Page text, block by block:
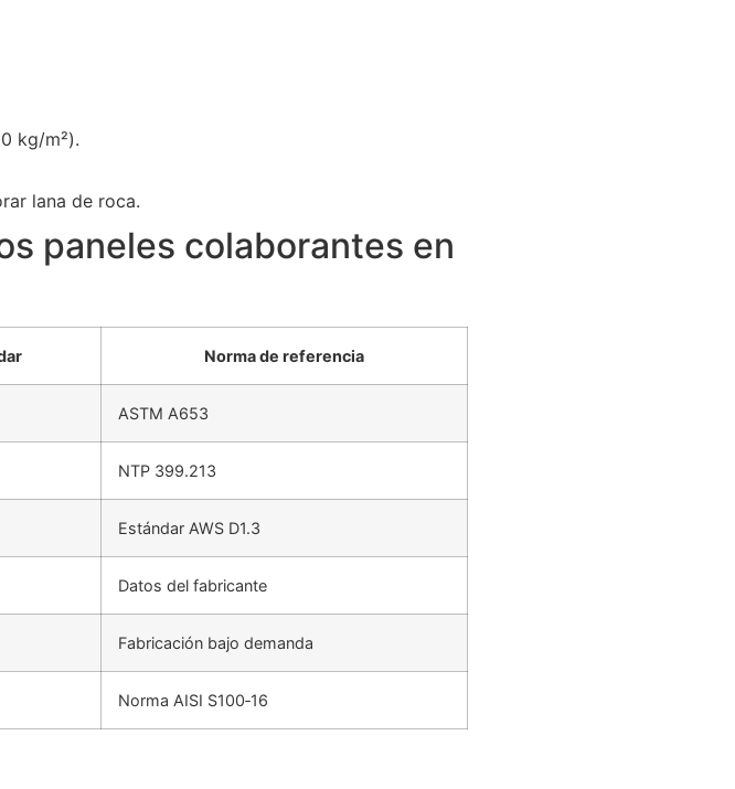
kg/m²).
lana de roca.
paneles colaborantes en
Norma de referencia
ASTM A653
NTP 399.213
Estándar AWS D1.3
Datos del fabricante
Fabricación bajo demanda
Norma AISI S100‑16